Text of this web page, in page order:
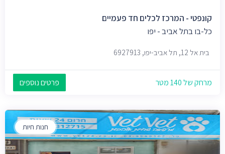
קונפטי - המרכז לכלים חד פעמיים
כל-בו בתל אביב - יפו
בית אל 12, תל אביב-יפו, 6927913
מרחק של 140 מטר פרטים נוספים
חנות חיות